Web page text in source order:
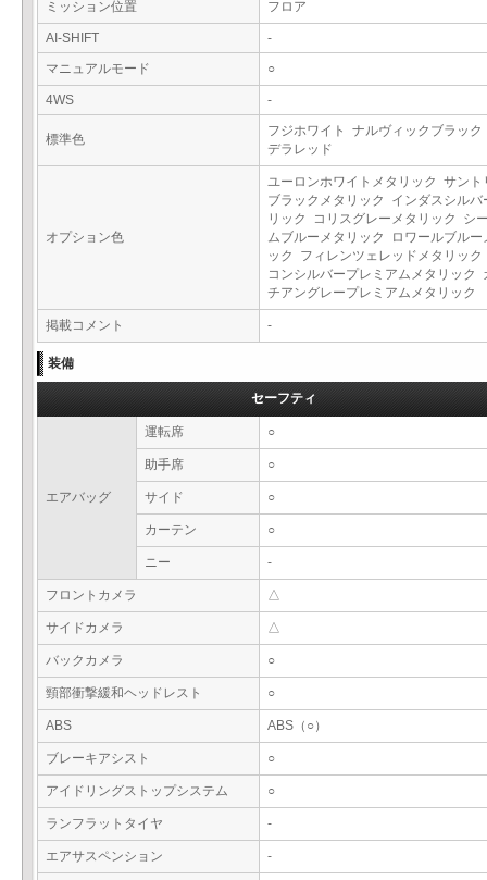
ミッション位置 フロア
AI-SHIFT
-
マニュアルモード
○
4WS -
標準色
フジホワイト ナルヴィックブラッ
デラレッド
オプション色
ユーロンホワイトメタリック サント
ブラックメタリック インダスシルバ
リック コリスグレーメタリック シ
ムブルーメタリック ロワールブルー
ック フィレンツェレッドメタリッ
コンシルバープレミアムメタリック
チアングレープレミアムメタリック
掲載コメント -
装備
セーフティ
エアバッグ
運転席 ○
助手席 ○
サイド ○
カーテン ○
ニー -
フロントカメラ △
サイドカメラ △
バックカメラ ○
頸部衝撃緩和ヘッドレスト ○
ABS ABS（○）
ブレーキアシスト ○
アイドリングストップシステム ○
ランフラットタイヤ -
エアサスペンション -